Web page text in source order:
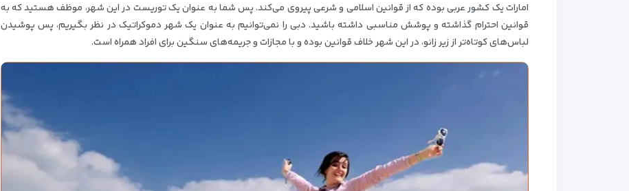
امارات یک کشور عربی بوده که از قوانین اسلامی و شرعی پیروی می‌کند. پس شما به عنوان یک توریست در این شهر، موظف هستید که به
قوانین احترام گذاشته و پوشش مناسبی داشته باشید. دبی را نمی‌توانیم به عنوان یک شهر دموکراتیک در نظر بگیریم، پس پوشیدن
لباس‌های کوتاه‌تر از زیر زانو، در این شهر خلاف قوانین بوده و با مجازات و جریمه‌های سنگین برای افراد همراه است.